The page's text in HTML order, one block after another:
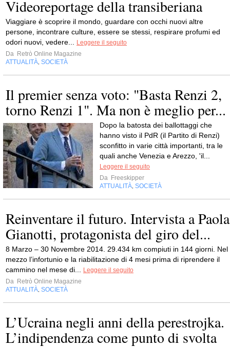
Videoreportage della transiberiana
Viaggiare è scoprire il mondo, guardare con occhi nuovi altre
persone, incontrare culture, essere se stessi, respirare profumi ed
odori nuovi, vedere... Leggere il seguito
Da Retrò Online Magazine
ATTUALITÀ, SOCIETÀ
Il premier senza voto: "Basta Renzi 2,
torno Renzi 1". Ma non è meglio per...
Dopo la batosta dei ballottaggi che
hanno visto il PdR (il Partito di Renzi)
sconfitto in varie città importanti, tra le
quali anche Venezia e Arezzo, 'il...
Leggere il seguito
Da Freeskipper
ATTUALITÀ, SOCIETÀ
Reinventare il futuro. Intervista a Paola
Gianotti, protagonista del giro del...
8 Marzo – 30 Novembre 2014. 29.434 km compiuti in 144 giorni. Nel
mezzo l’infortunio e la riabilitazione di 4 mesi prima di riprendere il
cammino nel mese di... Leggere il seguito
Da Retrò Online Magazine
ATTUALITÀ, SOCIETÀ
L’Ucraina negli anni della perestrojka.
L’indipendenza come punto di svolta